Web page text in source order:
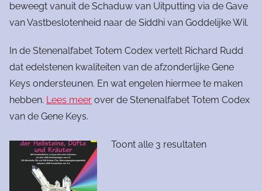
beweegt vanuit de Schaduw van Uitputting via de Gave
van Vastbeslotenheid naar de Siddhi van Goddelijke Wil.
In de Stenenalfabet Totem Codex vertelt Richard Rudd
dat edelstenen kwaliteiten van de afzonderlijke Gene
Keys ondersteunen. En wat engelen hiermee te maken
hebben. Lees meer over de Stenenalfabet Totem Codex
van de Gene Keys.
Toont alle 3 resultatenGesorteerd